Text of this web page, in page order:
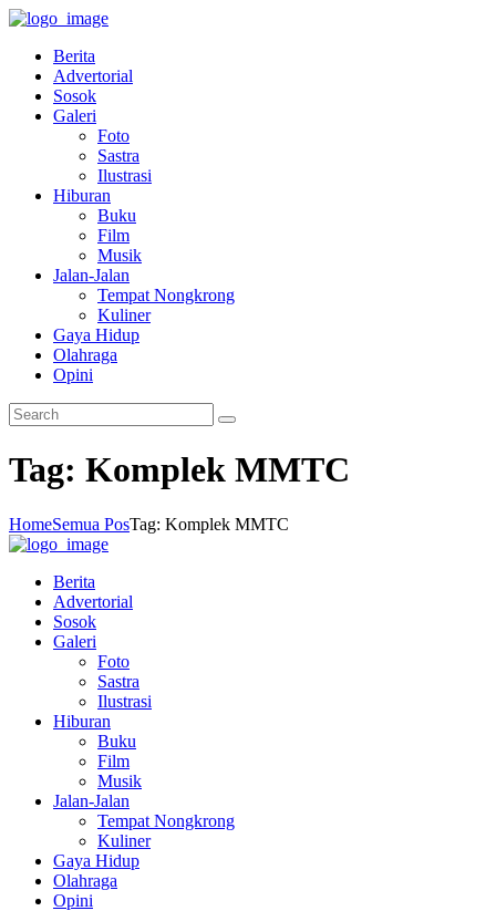
Berita
Advertorial
Sosok
Galeri
Foto
Sastra
Ilustrasi
Hiburan
Buku
Film
Musik
Jalan-Jalan
Tempat Nongkrong
Kuliner
Gaya Hidup
Olahraga
Opini
Tag: Komplek MMTC
HomeSemua PosTag: Komplek MMTC
Berita
Advertorial
Sosok
Galeri
Foto
Sastra
Ilustrasi
Hiburan
Buku
Film
Musik
Jalan-Jalan
Tempat Nongkrong
Kuliner
Gaya Hidup
Olahraga
Opini